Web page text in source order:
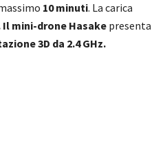
10 minuti. La carica
Il mini-drone Hasake presenta
3D da 2.4 GHz.